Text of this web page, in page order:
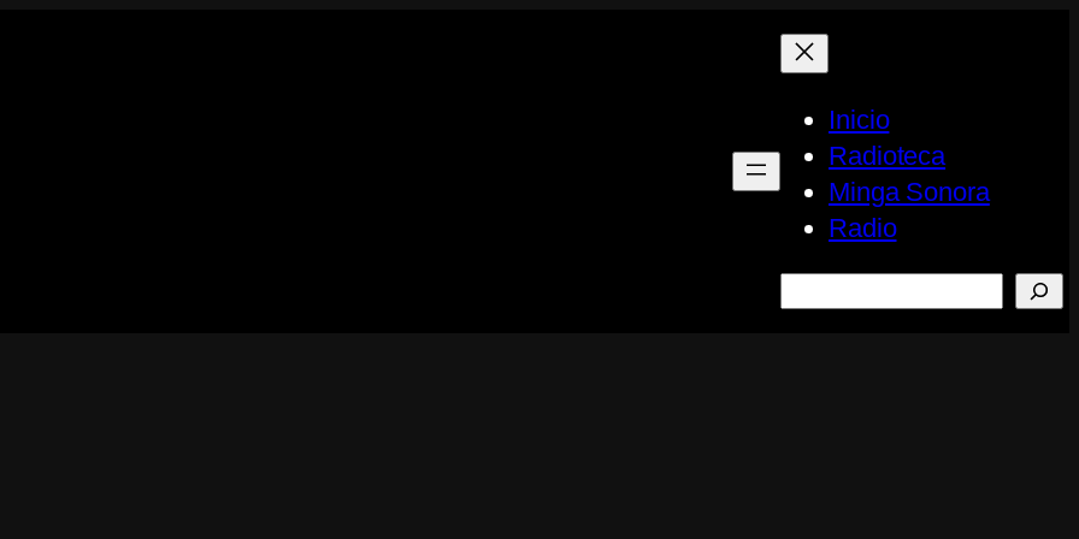
Inicio
Radioteca
Minga Sonora
Radio